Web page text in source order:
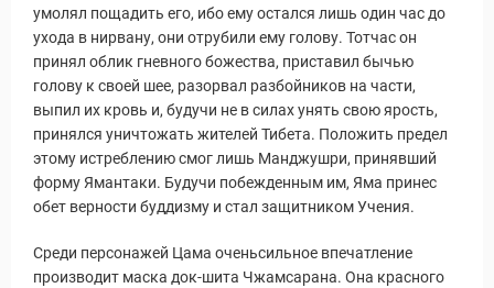
умолял пощадить его, ибо ему остался лишь один час до
ухода в нирвану, они отрубили ему голову. Тотчас он
принял облик гневного божества, приставил бычью
голову к своей шее, разорвал разбойников на части,
выпил их кровь и, будучи не в силах унять свою ярость,
принялся уничтожать жителей Тибета. Положить предел
этому истреблению смог лишь Манджушри, принявший
форму Ямантаки. Будучи побежденным им, Яма принес
обет верности буддизму и стал защитником Учения.
Среди персонажей Цама оченьсильное впечатление
производит маска док-шита Чжамсарана. Она красного